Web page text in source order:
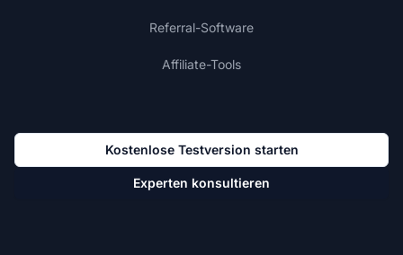
Referral-Software
Affiliate-Tools
Kostenlose Testversion starten
Experten konsultieren